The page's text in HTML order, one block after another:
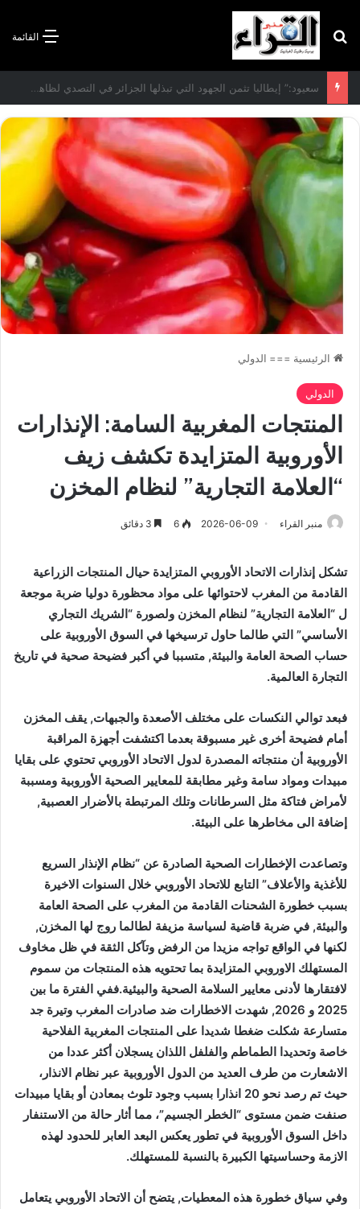
القائمة بحث عن
الرئيسية === الدولي
الدولي
المنتجات المغربية السامة: الإنذارات
الأوروبية المتزايدة تكشف زيف
“العلامة التجارية” لنظام المخزن
منبر القراء 2026-06-09
6
تشكل إنذارات الاتحاد الأوروبي المتزايدة حيال المنتجات الزراعية
القادمة من المغرب لاحتوائها على مواد محظورة دوليا ضربة موجعة
ل “العلامة التجارية” لنظام المخزن ولصورة “الشريك التجاري
الأساسي” التي طالما حاول ترسيخها في السوق الأوروبية على
حساب الصحة العامة والبيئة, متسببا في أكبر فضيحة صحية في تاريخ
التجارة العالمية.
فبعد توالي النكسات على مختلف الأصعدة والجبهات, يقف المخزن
أمام فضيحة أخرى غير مسبوقة بعدما اكتشفت أجهزة المراقبة
الأوروبية أن منتجاته المصدرة لدول الاتحاد الأوروبي تحتوي على بقايا
مبيدات ومواد سامة وغير مطابقة للمعايير الصحية الأوروبية ومسببة
لأمراض فتاكة مثل السرطانات وتلك المرتبطة بالأضرار العصبية,
إضافة الى مخاطرها على البيئة.
وتصاعدت الإخطارات الصحية الصادرة عن “نظام الإنذار السريع
للأغذية والأعلاف” التابع للاتحاد الأوروبي خلال السنوات الاخيرة
بسبب خطورة الشحنات القادمة من المغرب على الصحة العامة
والبيئة, في ضربة قاضية لسياسة مزيفة لطالما روج لها المخزن,
لكنها في الواقع تواجه مزيدا من الرفض وتآكل الثقة في ظل مخاوف
المستهلك الاوروبي المتزايدة بما تحتويه هذه المنتجات من سموم
لافتقارها لأدنى معايير السلامة الصحية والبيئية.ففي الفترة ما بين
2025 و 2026, شهدت الاخطارات ضد صادرات المغرب وتيرة جد
متسارعة شكلت ضغطا شديدا على المنتجات المغربية الفلاحية
خاصة وتحديدا الطماطم والفلفل اللذان يسجلان أكثر عددا من
الاشعارت من طرف العديد من الدول الأوروبية عبر نظام الانذار،
حيث تم رصد نحو 20 انذارا بسبب وجود تلوث بمعادن أو بقايا مبيدات
صنفت ضمن مستوى “الخطر الجسيم”، مما أثار حالة من الاستنفار
داخل السوق الأوروبية في تطور يعكس البعد العابر للحدود لهذه
الازمة وحساسيتها الكبيرة بالنسبة للمستهلك.
وفي سياق خطورة هذه المعطيات, يتضح أن الاتحاد الأوروبي يتعامل